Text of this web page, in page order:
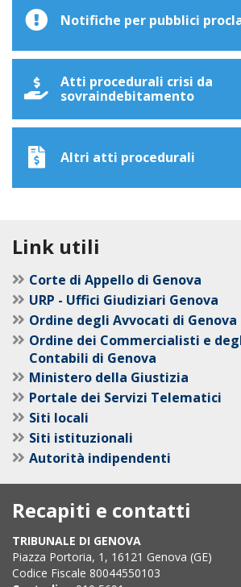
Notifiche per pubblici
Atti procedurali crisi da
sovraindebitamento
Altri atti procedurali
Link utili
Corte di Appello di Genova
URP - Uffici Giudiziari Genova
Ordine degli Avvocati di Genova
Ordine dei Commercialisti e
Contabili di Genova
Ministero della Giustizia
Portale dei Servizi Telematici
Siti locali
Siti istituzionali
Autorità indipendenti
Recapiti e contatti
TRIBUNALE DI GENOVA
Piazza Portoria, 1, 16121 Genova (GE)
Codice Fiscale 80044550103